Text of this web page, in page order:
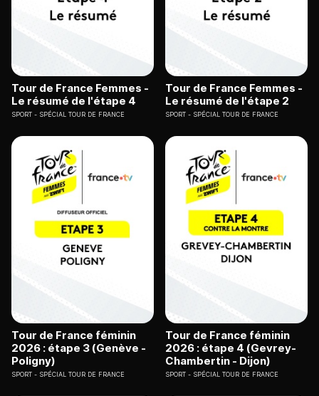
Tour de France Femmes -
Le résumé de l'étape 4
SPORT SPÉCIAL TOUR DE FRANCE
Tour de France Femmes -
Le résumé de l'étape 2
SPORT SPÉCIAL TOUR DE FRANCE
Tour de France féminin
2026 : étape 3 (Genève -
Poligny)
SPORT SPÉCIAL TOUR DE FRANCE
Tour de France féminin
2026 : étape 4 (Gevrey-
Chambertin - Dijon)
SPORT SPÉCIAL TOUR DE FRANCE